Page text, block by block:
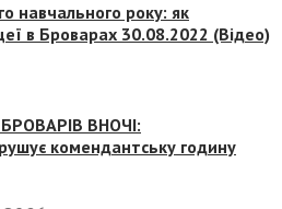
навчального року: як
в Броварах 30.08.2022 (Відео)
ВНОЧІ:
комендантську годину